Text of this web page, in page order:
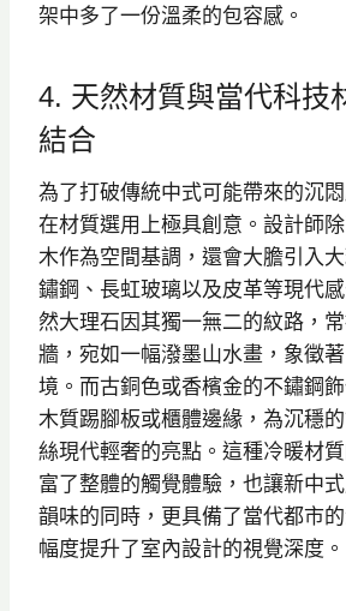
架中多了一份溫柔的包容感。
4. 天然材質與當代科技
結合
為了打破傳統中式可能帶來的沉
在材質選用上極具創意。設計師
木作為空間基調，還會大膽引入
鏽鋼、長虹玻璃以及皮革等現代
然大理石因其獨一無二的紋路，
牆，宛如一幅潑墨山水畫，象徵
境。而古銅色或香檳金的不鏽鋼
木質踢腳板或櫃體邊緣，為沉穩
絲現代輕奢的亮點。這種冷暖材
富了整體的觸覺體驗，也讓新中
韻味的同時，更具備了當代都市
幅度提升了室內設計的視覺深度。